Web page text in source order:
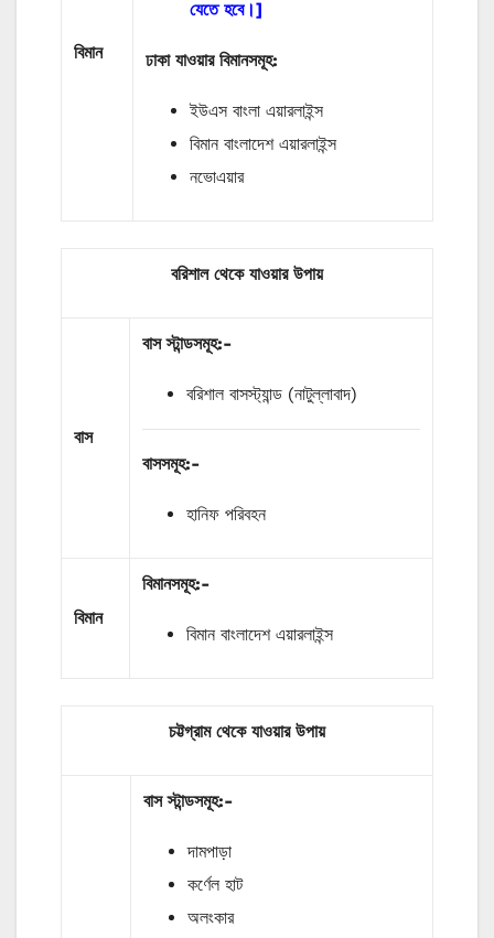
বিমান
যেতে হবে।]
ঢাকা যাওয়ার বিমানসমূহ:
ইউএস বাংলা এয়ারলাইন্স
বিমান বাংলাদেশ এয়ারলাইন্স
নভোএয়ার
বরিশাল থেকে যাওয়ার উপায়
বাস
বাস স্টান্ডসমূহ:-
বরিশাল বাসস্ট্যান্ড (নাটুল্লাবাদ)
বাসসমূহ:-
হানিফ পরিবহন
বিমান
বিমানসমূহ:-
বিমান বাংলাদেশ এয়ারলাইন্স
চট্টগ্রাম থেকে যাওয়ার উপায়
বাস স্টান্ডসমূহ:-
দামপাড়া
কর্ণেল হাট
অলংকার